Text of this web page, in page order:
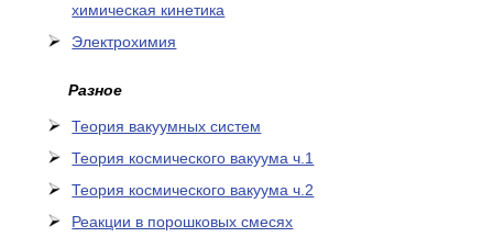
химическая кинетика
Электрохимия
Разное
Теория вакуумных систем
Теория космического вакуума ч.1
Теория космического вакуума ч.2
Реакции в порошковых смесях